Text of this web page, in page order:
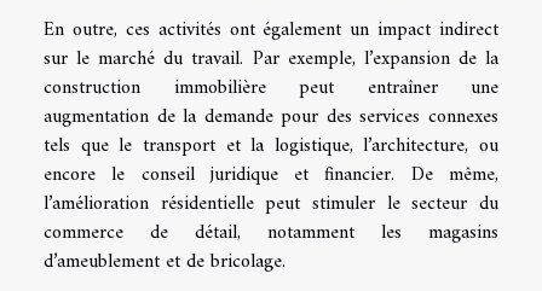
En outre, ces activités ont également un impact indirect
sur le marché du travail. Par exemple, l’expansion de la
construction immobilière peut entraîner une
augmentation de la demande pour des services connexes
tels que le transport et la logistique, l’architecture, ou
encore le conseil juridique et financier. De même,
l’amélioration résidentielle peut stimuler le secteur du
commerce de détail, notamment les magasins
d’ameublement et de bricolage.